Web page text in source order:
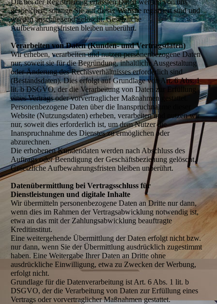
gespeichert, solange Sie auf dieser Website registriert sind und
werden anschließend gelöscht. Gesetzliche
Aufbewahrungsfristen bleiben unberührt.
Verarbeiten von Daten (Kunden- und Vertragsdaten)
Wir erheben, verarbeiten und nutzen personenbezogene Daten
nur, soweit sie für die Begründung, inhaltliche Ausgestaltung
oder Änderung des Rechtsverhältnisses erforderlich sind
(Bestandsdaten). Dies erfolgt auf Grundlage von Art. 6 Abs. 1
lit. b DSGVO, der die Verarbeitung von Daten zur Erfüllung
eines Vertrags oder vorvertraglicher Maßnahmen gestattet.
Personenbezogene Daten über die Inanspruchnahme dieser
Website (Nutzungsdaten) erheben, verarbeiten und nutzen wir
nur, soweit dies erforderlich ist, um dem Nutzer die
Inanspruchnahme des Dienstes zu ermöglichen oder
abzurechnen.
Die erhobenen Kundendaten werden nach Abschluss des
Auftrags oder Beendigung der Geschäftsbeziehung gelöscht.
Gesetzliche Aufbewahrungsfristen bleiben unberührt.
Datenübermittlung bei Vertragsschluss für
Dienstleistungen und digitale Inhalte
Wir übermitteln personenbezogene Daten an Dritte nur dann,
wenn dies im Rahmen der Vertragsabwicklung notwendig ist,
etwa an das mit der Zahlungsabwicklung beauftragte
Kreditinstitut.
Eine weitergehende Übermittlung der Daten erfolgt nicht bzw.
nur dann, wenn Sie der Übermittlung ausdrücklich zugestimmt
haben. Eine Weitergabe Ihrer Daten an Dritte ohne
ausdrückliche Einwilligung, etwa zu Zwecken der Werbung,
erfolgt nicht.
Grundlage für die Datenverarbeitung ist Art. 6 Abs. 1 lit. b
DSGVO, der die Verarbeitung von Daten zur Erfüllung eines
Vertrags oder vorvertraglicher Maßnahmen gestattet.